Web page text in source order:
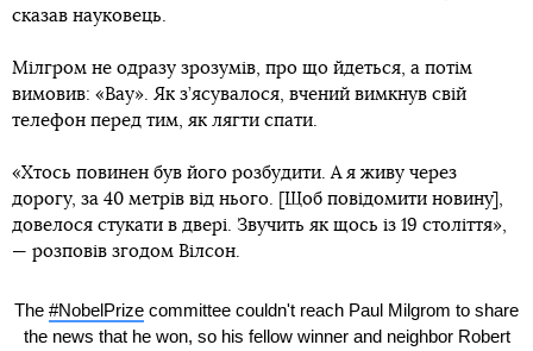
сказав науковець.
Мілгром не одразу зрозумів, про що йдеться, а потім
вимовив: «Вау». Як з’ясувалося, вчений вимкнув свій
телефон перед тим, як лягти спати.
«Хтось повинен був його розбудити. А я живу через
дорогу, за 40 метрів від нього. [Щоб повідомити новину],
довелося стукати в двері. Звучить як щось із 19 століття»,
— розповів згодом Вілсон.
The #NobelPrize committee couldn't reach Paul Milgrom to share
the news that he won, so his fellow winner and neighbor Robert